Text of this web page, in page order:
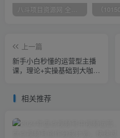
八斗项目资源网 全网正品VIP课程 无损下载~
上一篇
新手小白秒懂的运营型主播
课，理论+实操基础到大咖
相关推荐